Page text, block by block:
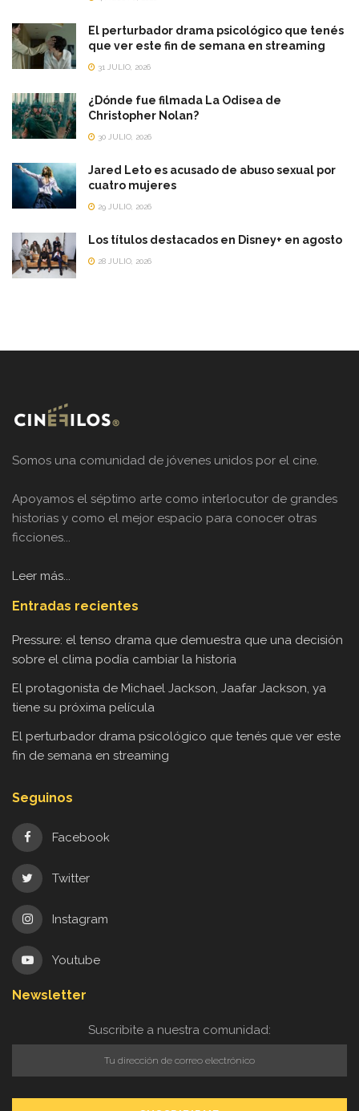
El perturbador drama psicológico que tenés
que ver este fin de semana en streaming
31 JULIO, 2026
¿Dónde fue filmada La Odisea de
Christopher Nolan?
30 JULIO, 2026
Jared Leto es acusado de abuso sexual por
cuatro mujeres
29 JULIO, 2026
Los títulos destacados en Disney+ en agosto
28 JULIO, 2026
Somos una comunidad de jóvenes unidos por el cine.
Apoyamos el séptimo arte como interlocutor de grandes
historias y como el mejor espacio para conocer otras
ficciones...
Leer más...
Entradas recientes
Pressure: el tenso drama que demuestra que una decisión
sobre el clima podía cambiar la historia
El protagonista de Michael Jackson, Jaafar Jackson, ya
tiene su próxima película
El perturbador drama psicológico que tenés que ver este
fin de semana en streaming
Seguinos
Facebook
Twitter
Instagram
Youtube
Newsletter
Suscribite a nuestra comunidad: